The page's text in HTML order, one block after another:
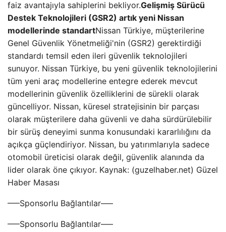
faiz avantajıyla sahiplerini bekliyor.Gelişmiş Sürücü
Destek Teknolojileri (GSR2) artık yeni Nissan
modellerinde standartNissan Türkiye, müşterilerine
Genel Güvenlik Yönetmeliği'nin (GSR2) gerektirdiği
standardı temsil eden ileri güvenlik teknolojileri
sunuyor. Nissan Türkiye, bu yeni güvenlik teknolojilerini
tüm yeni araç modellerine entegre ederek mevcut
modellerinin güvenlik özelliklerini de sürekli olarak
güncelliyor. Nissan, küresel stratejisinin bir parçası
olarak müşterilere daha güvenli ve daha sürdürülebilir
bir sürüş deneyimi sunma konusundaki kararlılığını da
açıkça güçlendiriyor. Nissan, bu yatırımlarıyla sadece
otomobil üreticisi olarak değil, güvenlik alanında da
lider olarak öne çıkıyor. Kaynak: (guzelhaber.net) Güzel
Haber Masası
—–Sponsorlu Bağlantılar—–
—–Sponsorlu Bağlantılar—–